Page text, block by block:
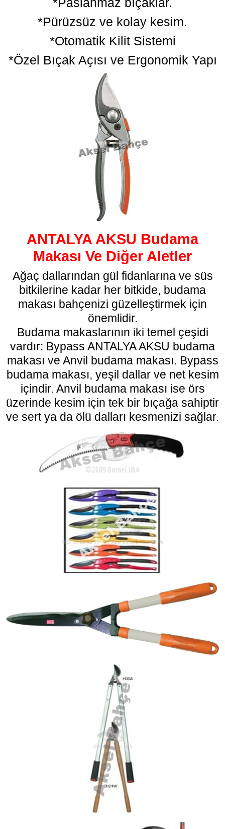
*Pürüzsüz ve kolay kesim.
*Otomatik Kilit Sistemi
*Özel Bıçak Açısı ve Ergonomik Yapı
ANTALYA AKSU Budama
Makası Ve Diğer Aletler
Ağaç dallarından gül fidanlarına ve süs
bitkilerine kadar her bitkide, budama
makası bahçenizi güzelleştirmek için
önemlidir.
Budama makaslarının iki temel çeşidi
vardır: Bypass ANTALYA AKSU budama
makası ve Anvil budama makası. Bypass
budama makası, yeşil dallar ve net kesim
içindir. Anvil budama makası ise örs
üzerinde kesim için tek bir bıçağa sahiptir
ve sert ya da ölü dalları kesmenizi sağlar.